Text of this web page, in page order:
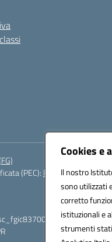
Cookies e
Il nostro
sono utilizzati
corretto
istituzionali e
strumenti
(PEC):